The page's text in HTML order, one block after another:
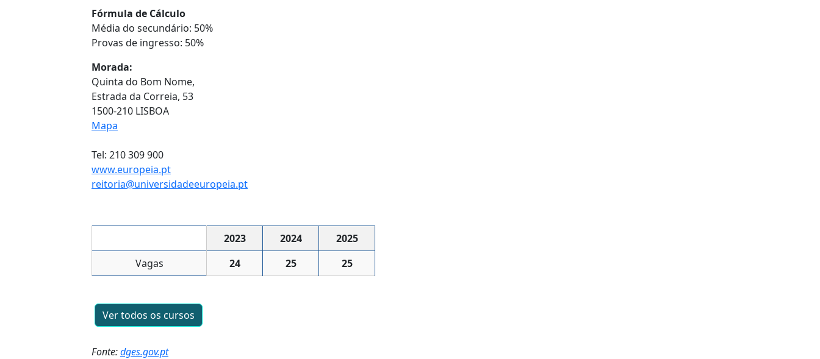
Fórmula de Cálculo
Média do secundário: 50%
Provas de ingresso: 50%
Morada:
Quinta do Bom Nome,
Estrada da Correia, 53
1500-210 LISBOA
Mapa
Tel: 210 309 900
www.europeia.pt
reitoria@universidadeeuropeia.pt
2023 2024
2025
Vagas
24 25 25
Ver todos os cursos
Fonte:dges.gov.pt